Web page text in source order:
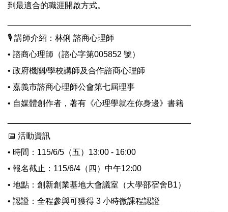
到最適合的職涯開啟方式。
🎙 講師介紹：林俐 諮商心理師
• 諮商心理師（諮心字第005852 號）
• 政府機關/學校講師及合作諮商心理師
• 嘉義市諮商心理師公會第七屆理事
• 自媒體創作者，著有《心理學就在你身邊》書籍
📅 活動資訊
• 時間：115/6/5（五）13:00 - 16:00
• 報名截止：115/6/4（四）中午12:00
• 地點：創新創業基地大會議室（大學部宿舍B1）
• 認證：全程參與可獲得 3 小時微課程認證